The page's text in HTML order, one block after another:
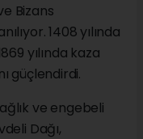
Bizans
1408 yılında
yılında kaza
güçlendirdi.
ve engebeli
Dağı,